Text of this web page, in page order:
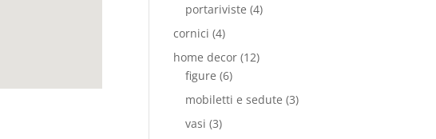
portariviste (4)
cornici (4)
home decor (12)
figure (6)
mobiletti e sedute (3)
vasi (3)